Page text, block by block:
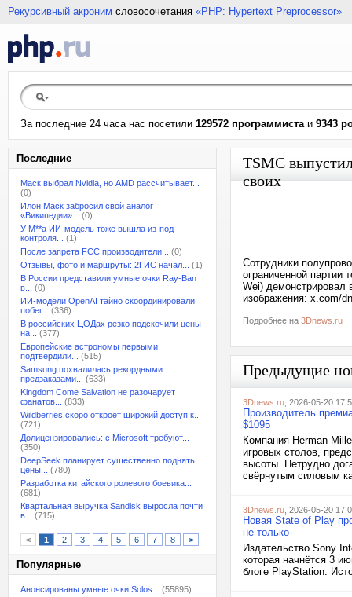
Рекурсивный акроним словосочетания «PHP: Hypertext Preprocessor»
За последние 24 часа нас посетили 129572 программистаи 9343
Последние
Маск выбрал Nvidia, но AMD рассчитывает...
(0)
Илон Маск забросил свой аналог
«Википедии»...
(0)
У M**a ИИ-модель тоже вышла из-под
контроля...
(1)
После запрета FCC производители...
(0)
Отзывы, фото и маршруты: 2ГИС начал...
(1)
В России представили умные очки Ray-Ban
в...
(0)
ИИ-модели OpenAI тайно скоординировали
побег...
(336)
В российских ЦОДах резко подскочили цены
на...
(377)
Европейские астрономы первыми
подтвердили...
(515)
Samsung похвалилась рекордными
предзаказами...
(633)
Kingdom Come Salvation не разочарует
фанатов...
(833)
Wildberries скоро откроет широкий доступ к...
(721)
Долицензировались: с Microsoft требуют...
(350)
DeepSeek планирует существенно поднять
цены...
(780)
Разработка китайского ролевого боевика...
(681)
Квартальная выручка Sandisk выросла почти
в...
(715)
< 1 2 3 4 5 6 7 8 >
Популярные
Анонсированы умные очки Solos...
(55895)
TSMC
своих
Сотрудники
ограниченной партии
Wei) демонстрировал
изображения: x.com/
Подробнее на 3Dnews.ru
Предыдущие
3Dnews.ru , 2026-05-20
Производитель
$1095
Компания Herman
игровых столов,
высоты. Нетрудно
свёрнутым силовым
3Dnews.ru , 2026-05-20
Новая State of Play
не только
Издательство Sony
которая начнётся 3
блоге PlayStation.